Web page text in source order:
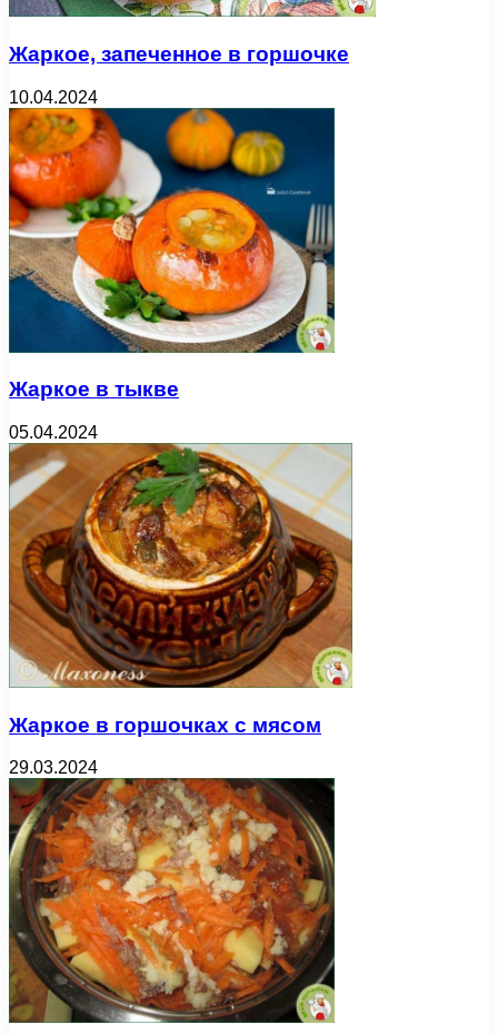
Жаркое, запеченное в горшочке
10.04.2024
Жаркое в тыкве
05.04.2024
Жаркое в горшочках с мясом
29.03.2024